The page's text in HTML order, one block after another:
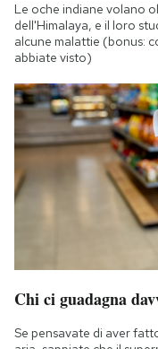
Le oche indiane volano
dell'Himalaya, e il loro
alcune malattie (bonus:
abbiate visto)
Chi ci guadagna
Se pensavate di aver